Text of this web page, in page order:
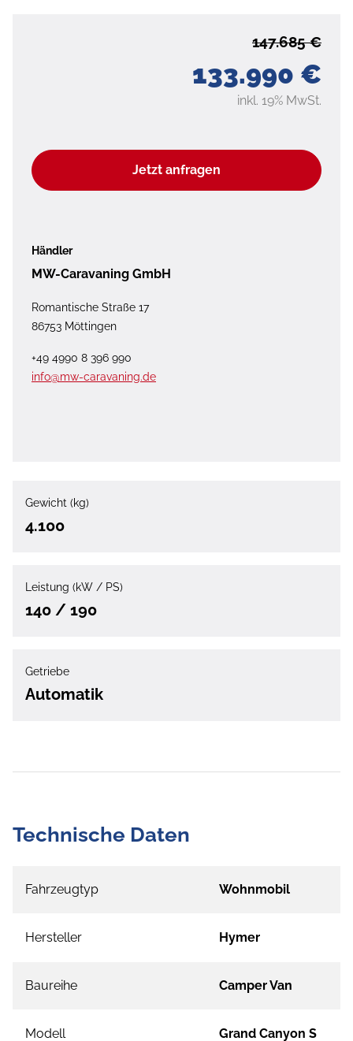
133.990 €
147.685 €
inkl. 19% MwSt.
Jetzt anfragen
Händler
MW-Caravaning GmbH
Romantische Straße 17
86753 Möttingen
+49 4990 8 396 990
info@mw-caravaning.de
Gewicht (kg)
4.100
Leistung (kW / PS)
140 / 190
Getriebe
Automatik
Technische Daten
Fahrzeugtyp Wohnmobil
Hersteller Hymer
Baureihe Camper Van
Modell Grand Canyon S